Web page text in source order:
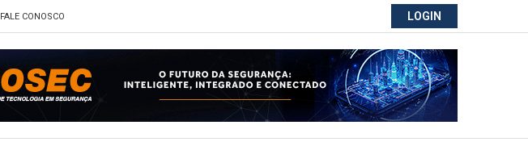
FALE CONOSCO LOGIN